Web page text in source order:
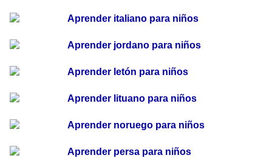
Aprender italiano para niños
Aprender jordano para niños
Aprender letón para niños
Aprender lituano para niños
Aprender noruego para niños
Aprender persa para niños